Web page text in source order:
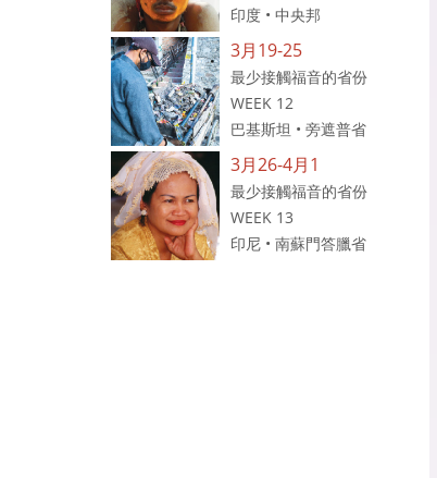
印度 • 中央邦
3月19-25
最少接觸福音的省份
WEEK 12
巴基斯坦 • 旁遮普省
3月26-4月1
最少接觸福音的省份
WEEK 13
印尼 • 南蘇門答臘省